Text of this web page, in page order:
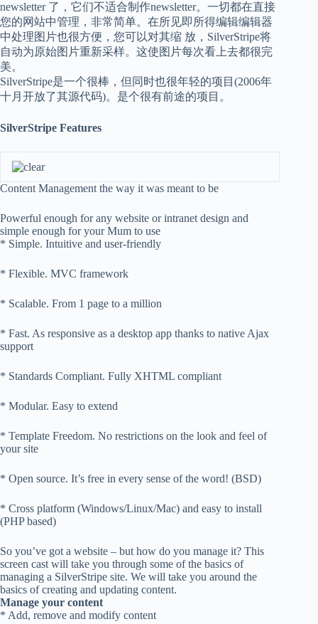
newsletter 了，它们不适合制作newsletter。一切都在直接
您的网站中管理，非常简单。在所见即所得编辑编辑器
中处理图片也很方便，您可以对其缩 放，SilverStripe将
自动为原始图片重新采样。这使图片每次看上去都很完
美。
SilverStripe是一个很棒，但同时也很年轻的项目(2006年
十月开放了其源代码)。是个很有前途的项目。
SilverStripe Features
Content Management the way it was meant to be
Powerful enough for any website or intranet design and
simple enough for your Mum to use
* Simple. Intuitive and user-friendly
* Flexible. MVC framework
* Scalable. From 1 page to a million
* Fast. As responsive as a desktop app thanks to native Ajax
support
* Standards Compliant. Fully XHTML compliant
* Modular. Easy to extend
* Template Freedom. No restrictions on the look and feel of
your site
* Open source. It’s free in every sense of the word! (BSD)
* Cross platform (Windows/Linux/Mac) and easy to install
(PHP based)
So you’ve got a website – but how do you manage it? This
screen cast will take you through some of the basics of
managing a SilverStripe site. We will take you around the
basics of creating and updating content.
Manage your content
* Add, remove and modify content